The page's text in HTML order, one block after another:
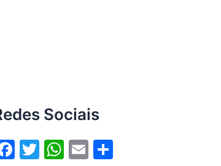
Sociais
F
T
W E